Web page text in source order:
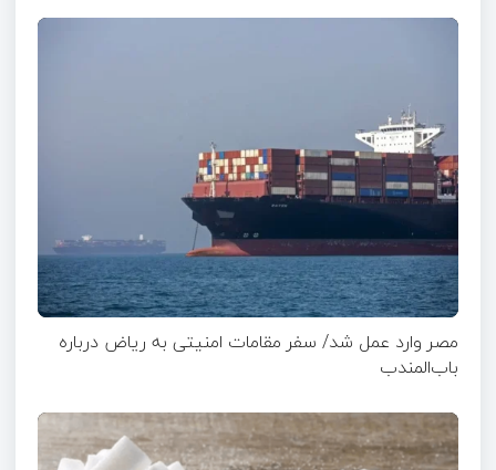
مصر وارد عمل شد/ سفر مقامات امنیتی به ریاض درباره
باب‌المندب